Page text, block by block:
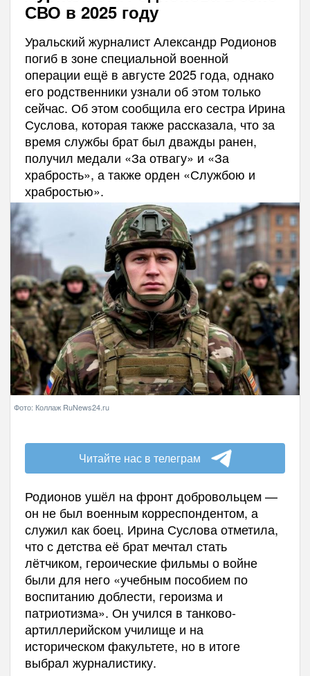
СВО в 2025 году
Уральский журналист Александр Родионов
погиб в зоне специальной военной
операции ещё в августе 2025 года, однако
его родственники узнали об этом только
сейчас. Об этом сообщила его сестра Ирина
Суслова, которая также рассказала, что за
время службы брат был дважды ранен,
получил медали «За отвагу» и «За
храбрость», а также орден «Службою и
храбростью».
Фото: Коллаж RuNews24.ru
Читайте нас в телеграм
Родионов ушёл на фронт добровольцем —
он не был военным корреспондентом, а
служил как боец. Ирина Суслова отметила,
что с детства её брат мечтал стать
лётчиком, героические фильмы о войне
были для него «учебным пособием по
воспитанию доблести, героизма и
патриотизма». Он учился в танково-
артиллерийском училище и на
историческом факультете, но в итоге
выбрал журналистику.